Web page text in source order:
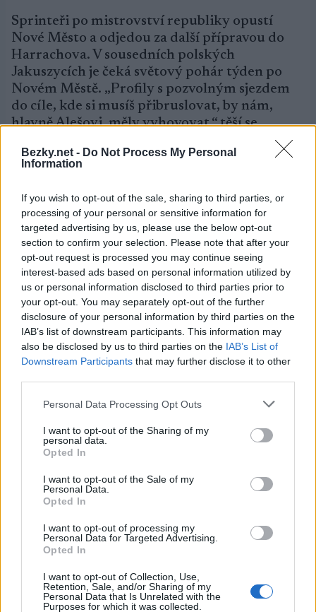
Bezky.net - Do Not Process My Personal
Information
If you wish to opt-out of the sale, sharing to third parties, or
processing of your personal or sensitive information for
targeted advertising by us, please use the below opt-out
section to confirm your selection. Please note that after your
opt-out request is processed you may continue seeing
interest-based ads based on personal information utilized by
us or personal information disclosed to third parties prior to
your opt-out. You may separately opt-out of the further
disclosure of your personal information by third parties on the
IAB’s list of downstream participants. This information may
also be disclosed by us to third parties on the IAB’s List of
Downstream Participants that may further disclose it to other
Please note that this website/app uses one or more Google
not limited to your visit or usage behaviour. You may click to
grant or deny consent to Google and its third-party tags to
use your data for below specified purposes in below Google
consent section.
Personal Data Processing Opt Outs
I want to opt-out of the Sharing of my
personal data.
Opted In
I want to opt-out of the Sale of my
Personal Data.
Opted In
I want to opt-out of processing my
Personal Data for Targeted Advertising.
Opted In
I want to opt-out of Collection, Use,
Retention, Sale, and/or Sharing of my
Personal Data that Is Unrelated with the
Purposes for which it was collected.
Sprinteři po mistrovství republiky opustí
Nové Město a odjedou za další přípravou do
Harrachova. V sousedních polských
Jakuszycích je čeká světový pohár týden po
Novém Městě. „Profily s pozvolným sjezdem
do cíle, kde si musíš přibruslovat, by nám,
hlavně Alešovi, měly vyhovovat,“ těší se
Mezi ženami se radovala Martina Chrástková,
Trutnov. Druhé místo za Polskou Agnieszkou
Szymanczakovou ji přineslo titul. České
stříbro získala čtvrtá juniorka Lucie
Charvátová, bronz šestá zkušená Ivana
Janečková.
České sprinterky se stávají ohroženým
druhem. Karolína Grohová si minulý víkend
na akademickém šampionátu zlomila ruku.
Petra Nováková, medailová naděje pro
juniorské mistrovství světa v Turecku, si tady
měsíce pauza,“ posteskl si reprezentační
trenér Jiří Šimůnek. Ve finále ještě zakopla a
spadla Janečková… A česká jednička Eva
Nývltová, která se blýskla desátým místem ve
sprintu při Tour de ski, po lehčím nachlazení
nenastoupila.
Šampionát pokračuje zítra 15 km (muži) a 10
km (ženy) klasicky i s Lukášem Bauerem a
Martinem Jakšem.
Kompletní výsledky na www.fis-ski.com